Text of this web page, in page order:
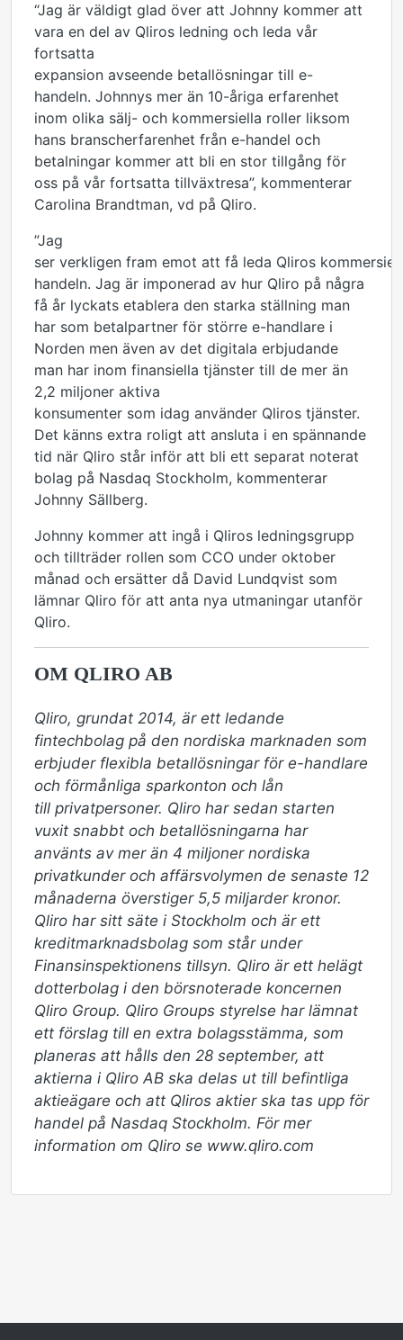
“Jag är väldigt glad över att Johnny kommer att
vara en del av Qliros ledning och leda vår
fortsatta
expansion avseende betallösningar till e-
handeln. Johnnys mer än 10-åriga erfarenhet
inom olika sälj- och kommersiella roller liksom
hans branscherfarenhet från e-handel och
betalningar kommer att bli en stor tillgång för
oss på vår fortsatta tillväxtresa”, kommenterar
Carolina Brandtman, vd på Qliro.
”Jag
ser verkligen fram emot att få leda Qliros
handeln. Jag är imponerad av hur Qliro på några
få år lyckats etablera den starka ställning man
har som betalpartner för större e-handlare i
Norden men även av det digitala erbjudande
man har inom finansiella tjänster till de mer än
2,2 miljoner aktiva
konsumenter som idag använder Qliros tjänster.
Det känns extra roligt att ansluta i en spännande
tid när Qliro står inför att bli ett separat noterat
bolag på Nasdaq Stockholm, kommenterar
Johnny Sällberg.
Johnny kommer att ingå i Qliros ledningsgrupp
och tillträder rollen som CCO under oktober
månad och ersätter då David Lundqvist som
lämnar Qliro för att anta nya utmaningar utanför
Qliro.
OM QLIRO AB
Qliro, grundat 2014, är ett ledande
fintechbolag på den nordiska marknaden som
erbjuder flexibla betallösningar för e-handlare
och förmånliga sparkonton och lån
till privatpersoner. Qliro har sedan starten
vuxit snabbt och betallösningarna har
använts av mer än 4 miljoner nordiska
privatkunder och affärsvolymen de senaste 12
månaderna överstiger 5,5 miljarder kronor.
Qliro har sitt säte i Stockholm och är ett
kreditmarknadsbolag som står under
Finansinspektionens tillsyn. Qliro är ett helägt
dotterbolag i den börsnoterade koncernen
Qliro Group. Qliro Groups styrelse har lämnat
ett förslag till en extra bolagsstämma, som
planeras att hålls den 28 september, att
aktierna i Qliro AB ska delas ut till befintliga
aktieägare och att Qliros aktier ska tas upp för
handel på Nasdaq Stockholm. För mer
information om Qliro se www.qliro.com